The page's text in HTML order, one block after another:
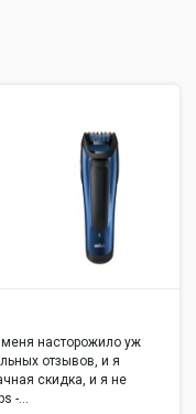
насторожило уж
отзывов, и я
скидка, и я не
-…